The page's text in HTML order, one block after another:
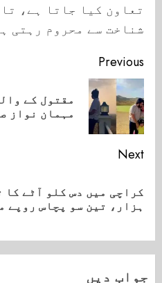
تعاون کیا جاتا ہے،
شناخت سے محروم رہتی
Continue
Reading
Previous
مقتول کے
مہمان نواز
Next
Next
post:
کراچی میں دس کلو آٹے کا
ہزار، تین سو پچاس روپے
جواب دیں